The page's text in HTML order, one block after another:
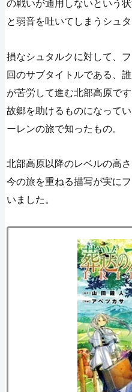
の戦いが通用しないという
と弱音を吐いてしまうシュタ
損なシュタルクに対して、
回のサブタイトルである、
が苦労して進む北部高原で
故郷を助けるものになって
ーレンの旅で知ったもの。
北部高原以降のレベルの高
今の旅を重ねる描写が実に
いました。